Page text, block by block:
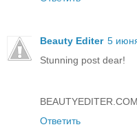
Beauty Editer 5
Stunning post dear!
BEAUTYEDITER.COM
Ответить